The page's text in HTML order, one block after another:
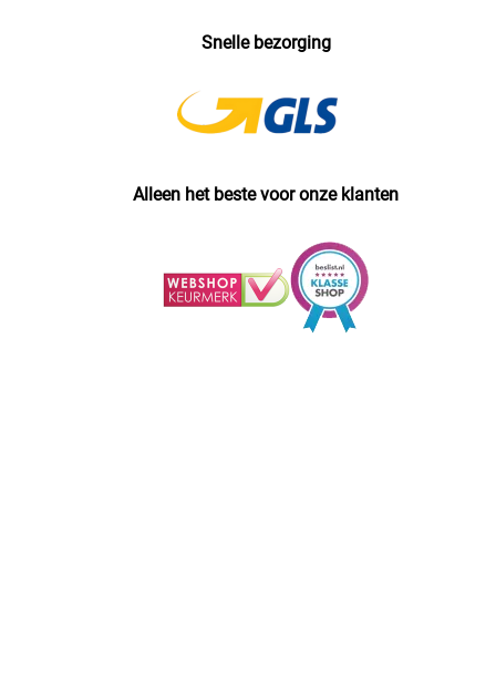
Snelle bezorging
Alleen het beste voor onze klanten